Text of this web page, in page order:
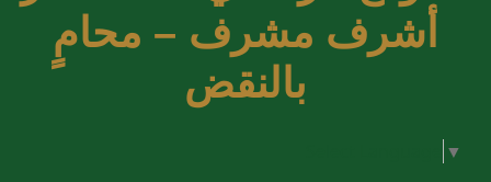
أشرف مشرف – محامٍ
بالنقض
▼